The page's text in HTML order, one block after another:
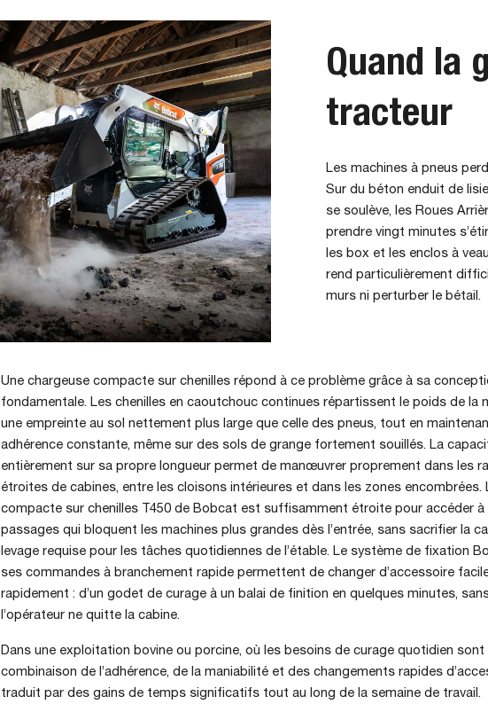
Quand la
tracteur
Les machines à pneus
Sur du béton enduit de
se soulève, les Roues
prendre vingt minutes
les box et les enclos à
rend particulièrement
murs ni perturber le bétail.
Une chargeuse compacte sur chenilles répond à ce problème grâce à sa
fondamentale. Les chenilles en caoutchouc continues répartissent le poids de la
une empreinte au sol nettement plus large que celle des pneus, tout en
adhérence constante, même sur des sols de grange fortement souillés. La
entièrement sur sa propre longueur permet de manœuvrer proprement dans les
étroites de cabines, entre les cloisons intérieures et dans les zones encombrées.
compacte sur chenilles T450 de Bobcat est suffisamment étroite pour accéder à
passages qui bloquent les machines plus grandes dès l’entrée, sans sacrifier la
levage requise pour les tâches quotidiennes de l’étable. Le système de fixation
ses commandes à branchement rapide permettent de changer d’accessoire
rapidement : d’un godet de curage à un balai de finition en quelques minutes,
l’opérateur ne quitte la cabine.
Dans une exploitation bovine ou porcine, où les besoins de curage quotidien sont
combinaison de l’adhérence, de la maniabilité et des changements rapides
traduit par des gains de temps significatifs tout au long de la semaine de travail.